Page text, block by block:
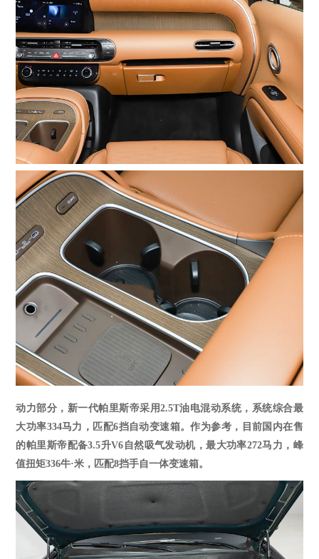
动力部分，新一代帕里斯帝采用2.5T油电混动系统， 系统综合最
大功率334马力，匹配6挡自动变速箱。作为参考，目前国内在售
的帕里斯帝配备3.5升V6自然吸气发动机，最大功率272马力，峰
值扭矩336牛·米，匹配8挡手自一体变速箱。